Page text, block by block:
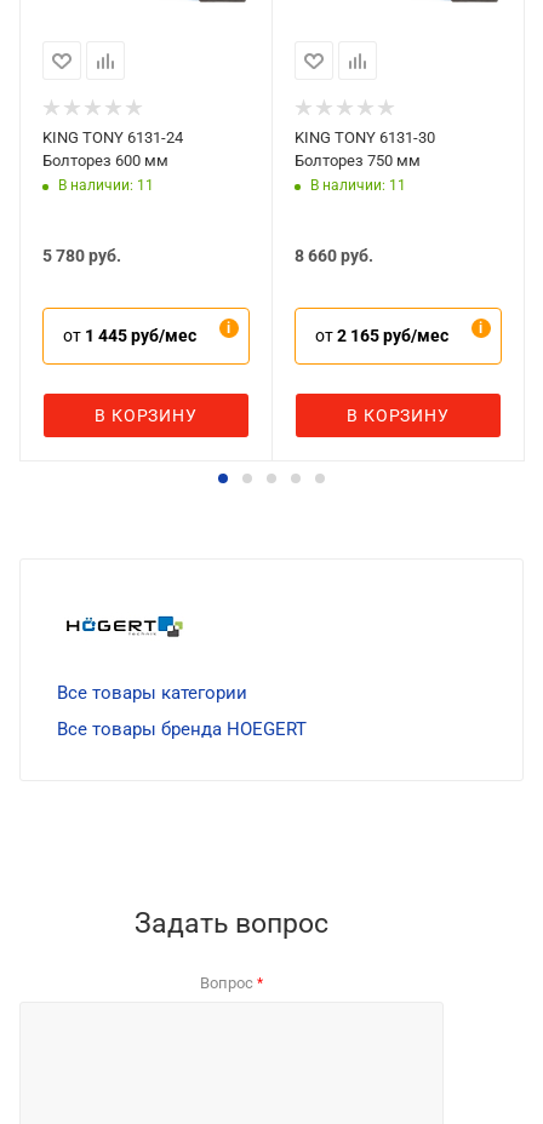
KING TONY 6131-24
Болторез 600 мм
В наличии: 11
5 780руб.
от 1 445 руб/мес
В КОРЗИНУ
KING TONY 6131-30
Болторез 750 мм
В наличии: 11
8 660руб.
от2 165 руб/мес
В КОРЗИНУ
Все товары категории
Все товары бренда HOEGERT
Задать вопрос
Вопрос *